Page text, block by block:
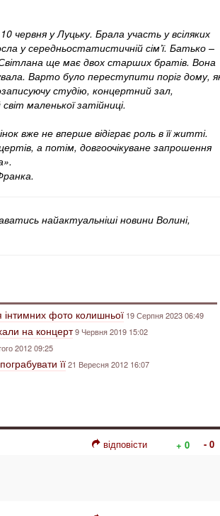
червня у Луцьку. Брала участь у всіляких
у середньостатистичній сім’ї. Батько –
ще має двох старших братів. Вона
Варто було переступити поріг дому,
студію, концертний зал,
маленької затійниці.
вже не вперше відіграє роль в її житті.
а потім, довгоочікуване запрошення
найактуальніші новини Волині,
фото колишньої 19 Серпня 2023 06:49
на концерт9 Червня 2019 15:02
2012 09:25
її21 Вересня 2012 16:07
відповісти + 0
- 0